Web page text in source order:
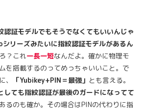
認証モデルでもそうでなくてもいいんじゃ
シリーズみたいに指紋認証モデルがあるん
？これ一長一短なんだよ。確かに物理モ
を搭載するのってめっちゃいいこと。で
、
「Yubikey+PIN＝最強」 とも言える。
しても指紋認証が最後のガードになってて
るのも確か。その場合はPINの代わりに指